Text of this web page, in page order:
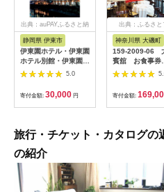
出典：auPAYふるさと納
静岡県 伊東市
伊東園ホテル・伊東園
ホテル別館・伊東園ホ
テル松川館 ご宿泊券
1泊2日2食付き(1名様
分:GAタイプ)
【1044937】
5.0
寄付金額: 30,000 円
出典：ふるさと
神奈川県 大磯町
159-2009-06
賓舘 お食事券
F（50,000円分
神奈川県 大磯町
菜 手作り 大磯
和風おかず おつ
お土産 父の日
お歳暮 食品 敬
おかず 有名地
寄付金額:
旅行・チケット・カタログの
の紹介